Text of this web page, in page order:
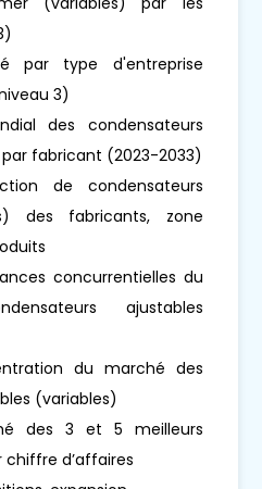
par type d'entreprise
3)
des condensateurs
fabricant (2023-2033)
de condensateurs
des fabricants, zone
concurrentielles du
ajustables
du marché des
(variables)
des 3 et 5 meilleurs
d’affaires